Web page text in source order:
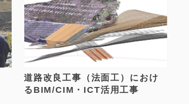
道路改良工事（法面工）におけ
るBIM/CIM・ICT活用工事